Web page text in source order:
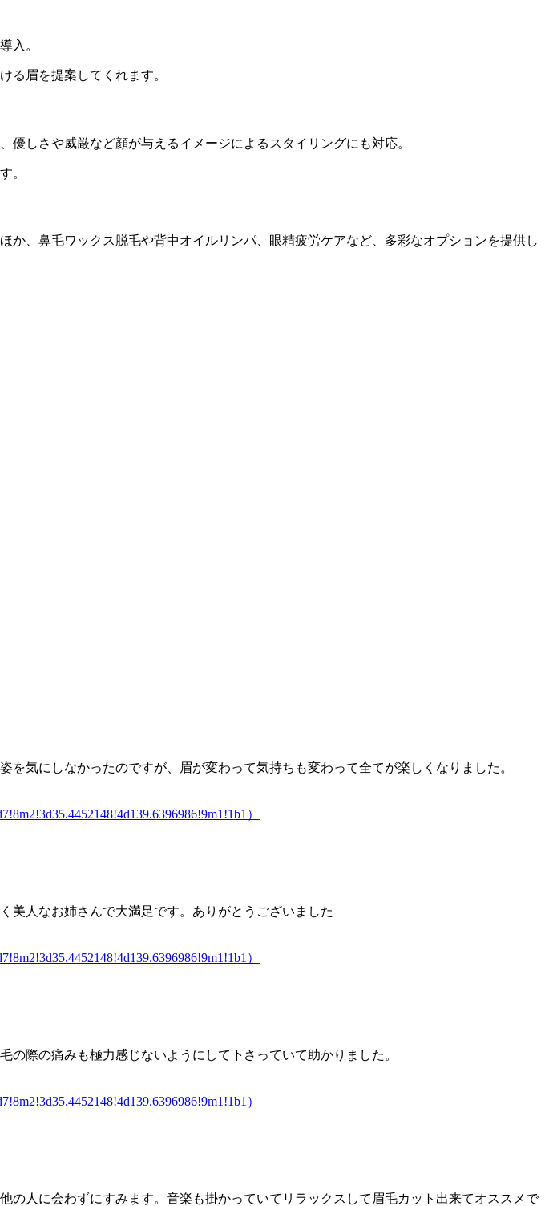
入。
る眉を提案 してくれます。
しさや威厳など顔が与えるイメージによるスタイリングにも対応。
。
か、鼻毛ワックス脱毛や背中オイルリンパ、 眼精疲労ケアなど、多彩なオプションを提供し
気にしなかったのですが、眉が変わって気持ちも変わって全てが楽しくなりました。
）
美人なお姉さんで大満足です。ありがとうございました
）
際の痛みも極力感じないようにして下さっていて助かりました。
）
の人に会わずにすみます。音楽も掛かっていてリラックスして眉毛カット出来てオススメで